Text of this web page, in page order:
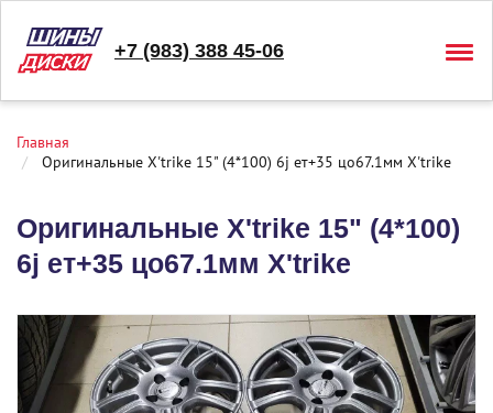
+7 (983) 388 45-06
Главная
Оригинальные X'trike 15" (4*100) 6j ет+35 цо67.1мм X'trike
Оригинальные X'trike 15" (4*100)
6j ет+35 цо67.1мм X'trike